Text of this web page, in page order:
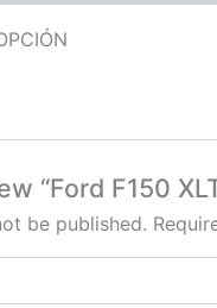
“Ford F150
be published.